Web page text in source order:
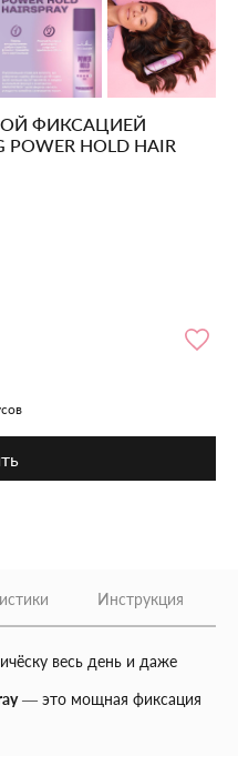
ФИКСАЦИЕЙ
POWER HOLD HAIR
Инструкция
весь день и даже
— это мощная фиксация
и забота о волосах